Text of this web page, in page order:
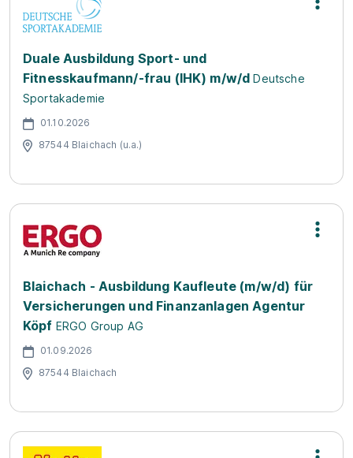
Duale Ausbildung Sport- und
Fitnesskaufmann/-frau (IHK) m/w/d Deutsche
Sportakademie
01.10.2026
87544 Blaichach (u.a.)
Blaichach - Ausbildung Kaufleute (m/w/d) für
Versicherungen und Finanzanlagen Agentur
Köpf ERGO Group AG
01.09.2026
87544 Blaichach